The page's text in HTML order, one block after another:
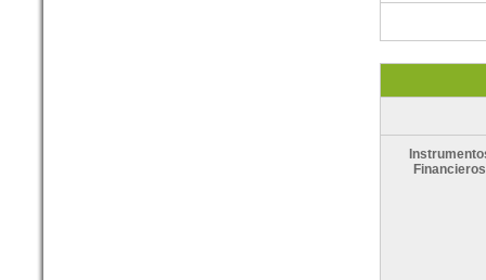
Financieros